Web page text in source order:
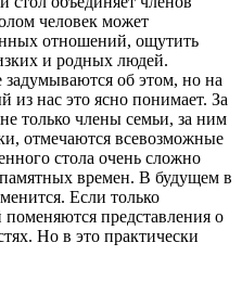
человек может
отношений, ощутить
и родных людей.
об этом, но на
из нас это ясно понимает. За
только члены семьи, за ним
отмечаются всевозможные
стола очень сложно
времен. В будущем в
Если только
представления о
Но в это практически